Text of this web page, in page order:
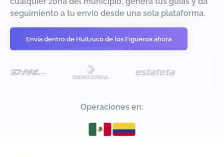
seguimiento a tu envío desde una sola plataforma.
Envía dentro de Huitzuco de los Figueroa ahora
Operaciones en: